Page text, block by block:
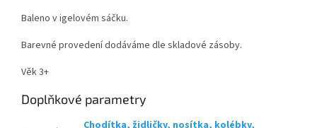
Baleno v igelovém sáčku.
Barevné provedení dodáváme dle skladové zásoby.
Věk 3+
Doplňkové parametry